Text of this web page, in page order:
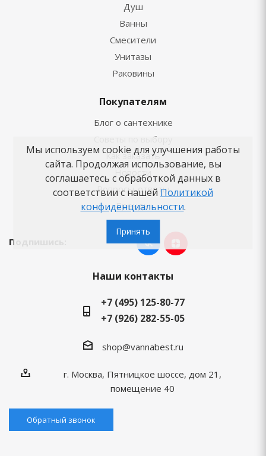
Душ
Ванны
Смесители
Унитазы
Раковины
Покупателям
Блог о сантехнике
Советы по выбору
Как заказать
Новости
Вопросы-ответы
Бренды
Подпишись:
Наши контакты
+7 (495) 125-80-77
+7 (926) 282-55-05
shop@vannabest.ru
г. Москва, Пятницкое шоссе, дом 21,
помещение 40
Обратный звонок
Мы используем cookie для улучшения работы
сайта. Продолжая использование, вы
соглашаетесь с обработкой данных в
соответствии с нашей Политикой
конфиденциальности.
Принять